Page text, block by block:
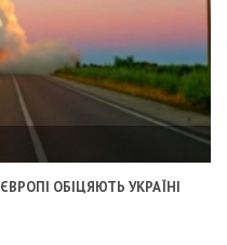
ОБІЦЯЮТЬ УКРАЇНІ